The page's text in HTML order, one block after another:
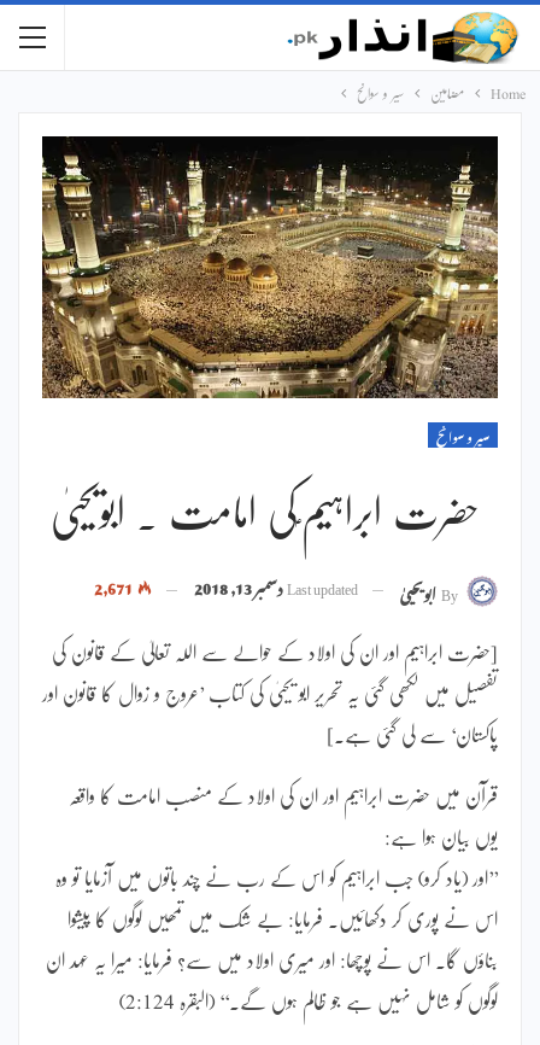
Home مضامین سیر و سوانح
سیر و سوانح
حضرت ابراہیم ؑکی امامت ۔ ابویحییٰ
Byابویحییٰ Last updatedدسمبر 13, 2018
[حضرت ابراہیم اور ان کی اولاد کے حوالے سے اللہ تعالیٰ کے قانون کی
تفصیل میں لکھی گئی یہ تحریر ابو یحییٰ کی کتاب ’عروج و زوال کا قانون اور
پاکستان‘ سے لی گئی ہے۔]
قرآن میں حضرت ابراہیم اور ان کی اولاد کے منصب امامت کا واقعہ
یوں بیان ہوا ہے:
’’اور (یاد کرو) جب ابراہیم کو اس کے رب نے چند باتوں میں آزمایا تو وہ
اس نے پوری کر دکھائیں۔ فرمایا: بے شک میں تمھیں لوگوں کا پیشوا
بناؤں گا۔ اس نے پوچھا: اور میری اولاد میں سے؟ فرمایا: میرا یہ عہد ان
لوگوں کو شامل نہیں ہے جو ظالم ہوں گے۔‘‘ (البقرہ 2:124)